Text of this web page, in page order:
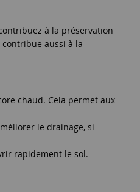
à la préservation
aussi à la
chaud. Cela permet aux
le drainage, si
rapidement le sol.